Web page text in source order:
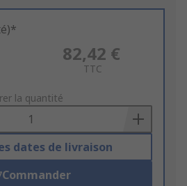
82,42 €
TTC
la quantité
dates de livraison
Commander